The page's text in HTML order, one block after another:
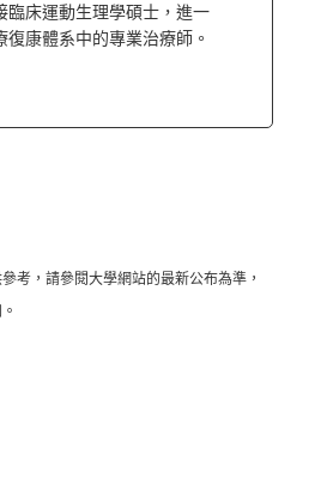
臨床運動生理學碩士，進一
復康體系中的專業治療師。
考，請參閱大學網站的最新公布為準，